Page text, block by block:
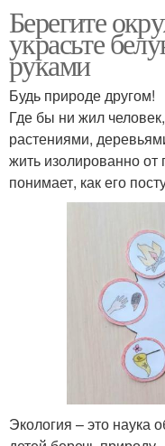
Берегите
украсьте
руками
Будь природе другом!
Где бы ни жил
растениями,
жить изолированно
понимает, как его
Экология – это наука